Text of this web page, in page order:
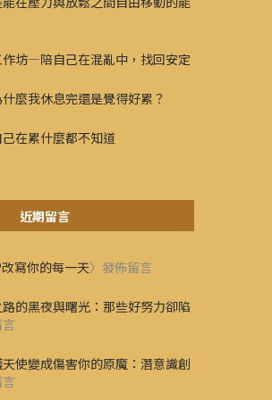
坊—陪自己在混亂中，找回安定
麼我休息完還是覺得好累？
在累什麼都不知道
近期留言
寫你的每一天〉發佈留言
的黑夜與曙光：那些好努力卻陷
使變成傷害你的原魔：潛意識創